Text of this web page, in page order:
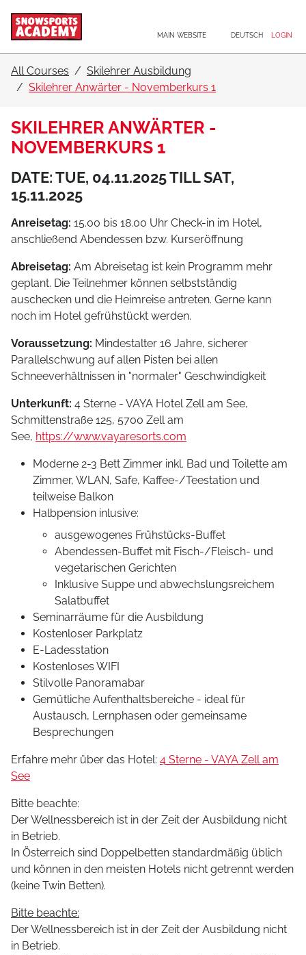
MAIN WEBSITE DEUTSCH LOGIN
All Courses
Skilehrer Ausbildung
Skilehrer Anwärter - Novemberkurs 1
SKILEHRER ANWÄRTER -
NOVEMBERKURS 1
DATE: TUE, 04.11.2025 TILL SAT,
15.11.2025
Anreisetag: 15.00 bis 18.00 Uhr Check-in im Hotel,
anschließend Abendessen bzw. Kurseröffnung
Abreisetag: Am Abreisetag ist kein Programm mehr
geplant. Die Teilnehmer können selbstständig
auschecken und die Heimreise antreten. Gerne kann
noch im Hotel gefrühstückt werden.
Voraussetzung: Mindestalter 16 Jahre, sicherer
Parallelschwung auf allen Pisten bei allen
Schneeverhältnissen in "normaler" Geschwindigkeit
Unterkunft: 4 Sterne - VAYA Hotel Zell am See,
Schmittenstraße 125, 5700 Zell am
See, https://www.vayaresorts.com
Moderne 2-3 Bett Zimmer inkl. Bad und Toilette am
Zimmer, WLAN, Safe, Kaffee-/Teestation und
teilweise Balkon
Halbpension inlusive:
ausgewogenes Frühstücks-Buffet
Abendessen-Buffet mit Fisch-/Fleisch- und
vegetarischen Gerichten
Inklusive Suppe und abwechslungsreichem
Salatbuffet
Seminarräume für die Ausbildung
Kostenloser Parkplatz
E-Ladesstation
Kostenloses WIFI
Stilvolle Panoramabar
Gemütliche Aufenthaltsbereiche - ideal für
Austausch, Lernphasen oder gemeinsame
Besprechungen
Erfahre mehr über das Hotel: 4 Sterne - VAYA Zell am
See
Bitte beachte:
Der Wellnessbereich ist in der Zeit der Ausbildung nicht
in Betrieb.
In Österreich sind Doppelbetten standardmäßig üblich
und können in den meisten Hotels nicht getrennt werden
(keine Twin Betten).
Bitte beachte:
Der Wellnessbereich ist in der Zeit der Ausbildung nicht
in Betrieb.